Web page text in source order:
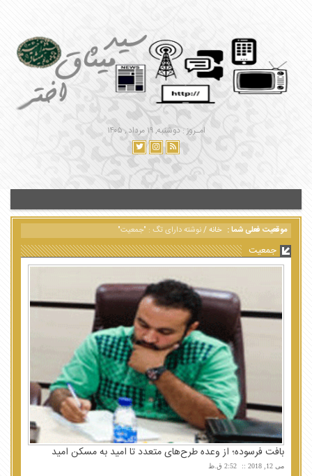
امـروز : دوشنبه, ۱۹ مرداد , ۱۴۰۵
موقعیت فعلی شما : خانه/نوشته دارای تگ : "جمعیت"
جمعیت
بافت فرسوده؛ از وعده طرح‌های متعدد تا امید به مسکن امید
می 12, 2018 2:52 ق.ظ